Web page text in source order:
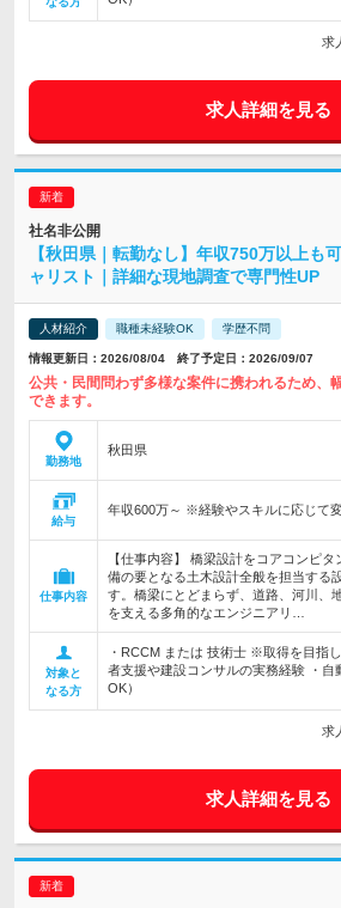
求
求人詳細を見る
社名非公開
【秋田県｜転勤なし】年収750万以上も
ャリスト｜詳細な現地調査で専門性UP
人材紹介 職種未経験OK 学歴不問
情報更新日：2026/08/04 終了予定日：2026/09/07
公共・民間問わず多様な案件に携われるため、
できます。
勤務地
秋田県
給与
年収600万～ ※経験やスキルに応じて
仕事内容
【仕事内容】 橋梁設計をコアコンピ
備の要となる土木設計全般を担当する
す。橋梁にとどまらず、道路、河川、
を支える多角的なエンジニアリ…
対象と
なる方
・RCCM または 技術士 ※取得を目指
者支援や建設コンサルの実務経験 ・自
OK）
求
求人詳細を見る